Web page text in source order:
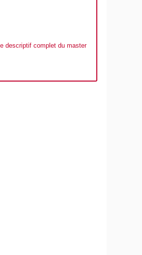
descriptif complet du master